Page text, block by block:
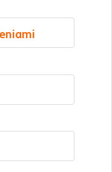
YouTube
cookie